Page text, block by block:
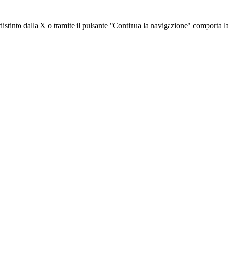
dalla X o tramite il pulsante "Continua la navigazione" comporta la